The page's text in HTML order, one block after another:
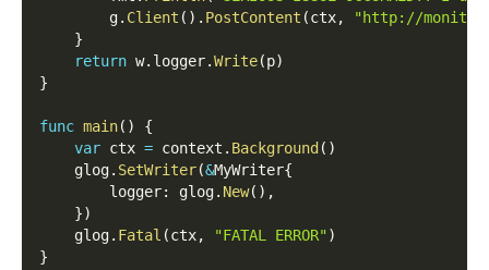
        g
. Client ( ) . PostContent (ctx,
"http://
}
return w. logger.Write(p)
}
func main( )
{
var ctx = context . Background ( )
    glog
. SetWriter(&MyWriter{
        logger
: glog. New( ) ,
})
    glog
. Fatal (ctx, "FATAL ERROR")
}